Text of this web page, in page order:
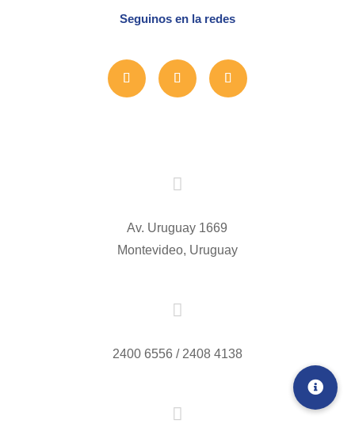
Seguinos en la redes

Av. Uruguay 1669
Montevideo, Uruguay

2400 6556 / 2408 4138
